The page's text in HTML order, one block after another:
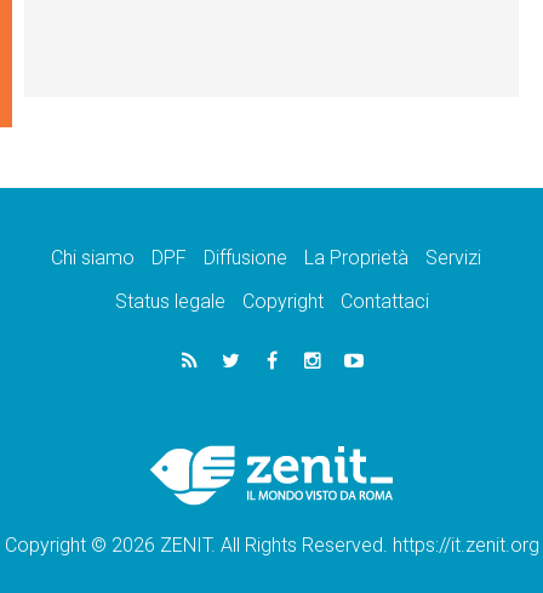
Chi siamo DPF Diffusione La Proprietà
Servizi
Status legale
Copyright Contattaci
Copyright © 2026 ZENIT. All Rights Reserved. https://it.zenit.org